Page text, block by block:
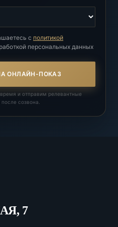
с политикой
персональных данных
ОНЛАЙН-ПОКАЗ
и отправим релевантные
созвона.
7